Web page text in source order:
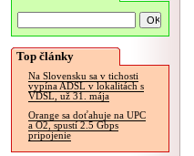
Top články
Na Slovensku sa v tichosti
vypína ADSL v lokalitách s
VDSL, už 31. mája
Orange sa doťahuje na UPC
a O2, spustí 2.5 Gbps
pripojenie